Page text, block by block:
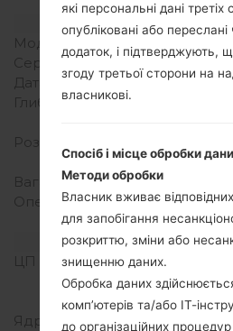
Модель та її
Модель
Серія
LG
Дата випуску
Глибина
Розміри (ширина/висота)
x
Вага
Операційна система
Апаратне
ЦП (процесор)
Ядра процесора
які персональні дані третіх
опубліковані або
додаток, і підтверджують,
згоду третьої сторони на
власникові.
Спосіб і місце обробки
Методи обробки
Власник вживає
для запобігання
розкриттю, зміни або
знищенню даних.
Обробка даних
комп’ютерів та/або ІТ-
до організаційних